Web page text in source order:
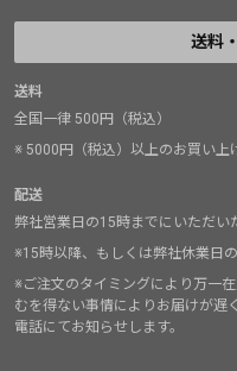
送料
送料
全国一律 500円（税込）
※ 5000円（税込）以上のお買い上
配送
弊社営業日の15時までにいただい
※15時以降、もしくは弊社休業日
※ご注文のタイミングにより万一
むを得ない事情によりお届けが遅
電話にてお知らせします。